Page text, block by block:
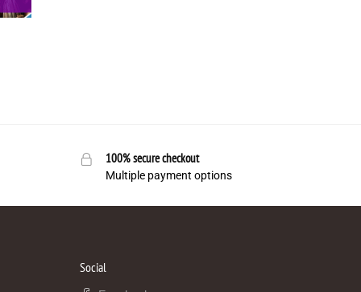
100% secure checkout
Multiple payment options
Social